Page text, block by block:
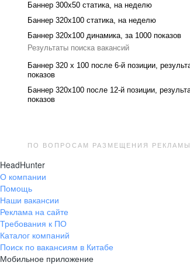
Баннер 300x50 статика, на неделю
Баннер 320x100 cтатика, на неделю
Баннер 320x100 динамика, за 1000 показов
Результаты поиска вакансий
Баннер 320 x 100 после 6-й позиции,
показов
Баннер 320x100 после 12-й позиции,
показов
ПО ВОПРОСАМ РАЗМЕЩЕНИЯ РЕКЛАМЫ:
HeadHunter
О компании
Помощь
Наши вакансии
Реклама на сайте
Требования к ПО
Каталог компаний
Поиск по вакансиям в Китабе
Мобильное приложение